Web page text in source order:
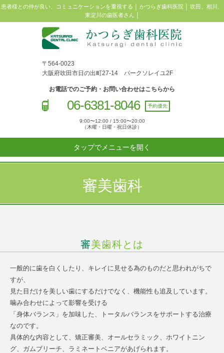
患者様との仲が良い、コミュニケーションを重視する │ かつらぎ歯科医院 │ 吹田、相川、
東淀川の歯医者さん │
〒564-0023
大阪府吹田市日の出町27-14 パークソレイユ2F
お電話でのご予約・お問い合わせはこちらから
06-6381-8046 予約優先
9:00〜12:00 / 15:00〜20:00
（木曜・日曜・祝日休診）
タップでメニューを開く
審美歯科
審美歯科とは
一般的に歯を白くしたり、キレイに見せる為のものだと思われがちで
すが、
見た目だけを美しい歯にするだけでなく、機能性も追及しています。
噛み合わせによって影響を受ける
「身体バランス」を加味した、トータルバランスをサポートする治療
なのです。
具体的な内容として、矯正審美、オールセラミック、ホワイトニン
グ、ガムブリーチ、ラミネートベニアがあげられます。